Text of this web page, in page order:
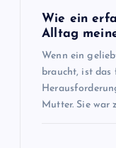
Wie ein
Alltag
Wenn ein
braucht, ist
Mutter. Sie war